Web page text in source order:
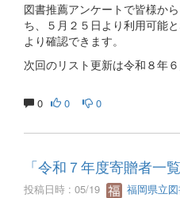
図書推薦アンケートで皆様か
ち、５月２５日より利用可能
より確認できます。
次回のリスト更新は令和８年６
0 0 0
「令和７年度寄贈者一
投稿日時 : 05/19 福岡県立